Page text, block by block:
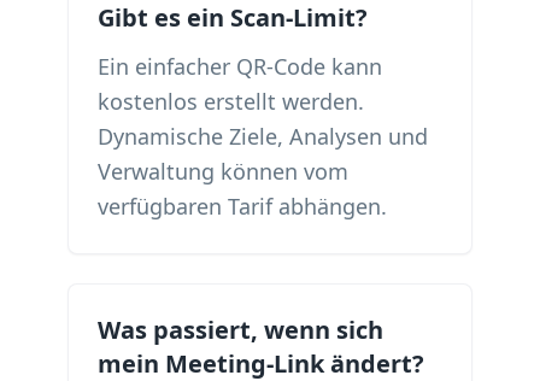
Gibt es ein Scan-Limit?
Ein einfacher QR-Code kann
kostenlos erstellt werden.
Dynamische Ziele, Analysen und
Verwaltung können vom
verfügbaren Tarif abhängen.
Was passiert, wenn sich
mein Meeting-Link ändert?